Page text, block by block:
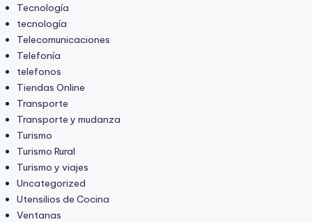
Tecnología
tecnología
Telecomunicaciones
Telefonía
telefonos
Tiendas Online
Transporte
Transporte y mudanza
Turismo
Turismo Rural
Turismo y viajes
Uncategorized
Utensilios de Cocina
Ventanas